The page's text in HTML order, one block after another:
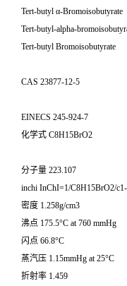
Tert-butyl α-Bromoisobutyrate
Tert-butyl-alpha-
Tert-butyl Bromoisobutyrate
CAS 23877-12-5
EINECS 245-924-7
化学式 C8H15BrO2
分子量 223.107
inchi InChI=1/C8H15BrO2/
密度 1.258g/cm3
沸点 175.5°C at 760 mmHg
闪点 66.8°C
蒸汽压 1.15mmHg at 25°C
折射率 1.459